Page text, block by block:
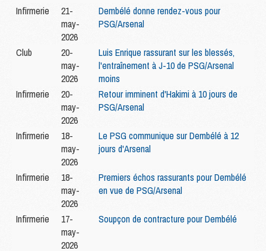
Infirmerie
21-
may-
2026
Dembélé donne rendez-vous pour
PSG/Arsenal
Club
20-
may-
2026
Luis Enrique rassurant sur les blessés,
l'entraînement à J-10 de PSG/Arsenal
moins
Infirmerie
20-
may-
2026
Retour imminent d'Hakimi à 10 jours de
PSG/Arsenal
Infirmerie
18-
may-
2026
Le PSG communique sur Dembélé à 12
jours d'Arsenal
Infirmerie
18-
may-
2026
Premiers échos rassurants pour Dembélé
en vue de PSG/Arsenal
Infirmerie
17-
may-
2026
Soupçon de contracture pour Dembélé